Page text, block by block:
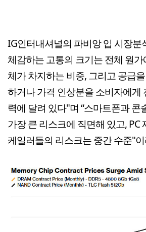
IG인터내셔널의 파비앙 입 시장분
체감하는 고통의 크기는 전체 원
체가 차지하는 비중, 그리고 공급
하거나 가격 인상분을 소비자에게
력에 달려 있다"며 “스마트폰과 콘
가장 큰 리스크에 직면해 있고, PC
케일러들의 리스크는 중간 수준"